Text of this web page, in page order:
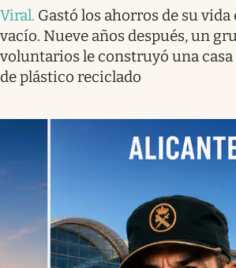
Viral. Gastó los ahorros de su
vacío. Nueve años después, un
voluntarios le construyó una casa
de plástico reciclado